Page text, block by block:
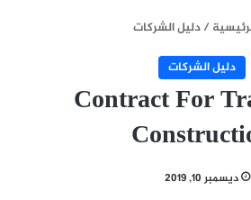
/دليل الشركات
دليل الشركات
Contract For
ديسمبر 10, 2019